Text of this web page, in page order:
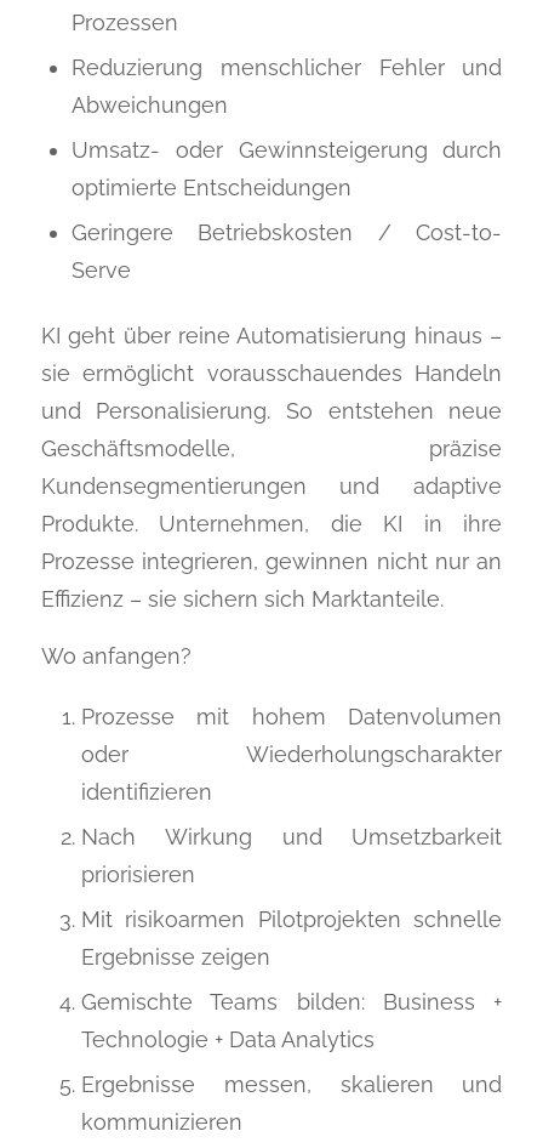
Prozessen
Reduzierung menschlicher Fehler und
Abweichungen
Umsatz- oder Gewinnsteigerung durch
optimierte Entscheidungen
Geringere Betriebskosten / Cost-to-
Serve
KI geht über reine Automatisierung hinaus –
sie ermöglicht vorausschauendes Handeln
und Personalisierung. So entstehen neue
Geschäftsmodelle, präzise
Kundensegmentierungen und adaptive
Produkte. Unternehmen, die KI in ihre
Prozesse integrieren, gewinnen nicht nur an
Effizienz – sie sichern sich Marktanteile.
Wo anfangen?
Prozesse mit hohem Datenvolumen
oder Wiederholungscharakter
identifizieren
Nach Wirkung und Umsetzbarkeit
priorisieren
Mit risikoarmen Pilotprojekten schnelle
Ergebnisse zeigen
Gemischte Teams bilden: Business +
Technologie + Data Analytics
Ergebnisse messen, skalieren und
kommunizieren